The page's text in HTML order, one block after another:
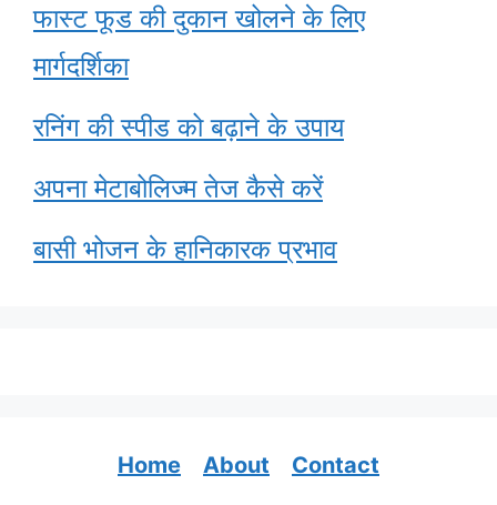
फास्ट फूड की दुकान खोलने के लिए
मार्गदर्शिका
रनिंग की स्पीड को बढ़ाने के उपाय
अपना मेटाबोलिज्म तेज कैसे करें
बासी भोजन के हानिकारक प्रभाव
Home About
Contact